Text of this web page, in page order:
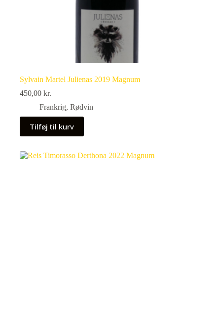
Sylvain Martel Julienas 2019 Magnum
450,00 kr.
Frankrig, Rødvin
Tilføj til kurv